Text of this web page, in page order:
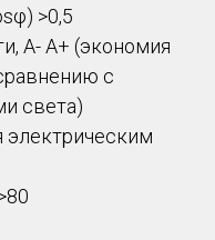
>0,5
А- A+ (экономия
с
света)
электрическим